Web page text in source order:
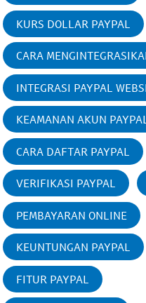
KURS DOLLAR PAYPAL
CARA
INTEGRASI PAYPAL
KEAMANAN AKUN
CARA DAFTAR PAYPAL
VERIFIKASI PAYPAL
PEMBAYARAN ONLINE
KEUNTUNGAN PAYPAL
FITUR PAYPAL